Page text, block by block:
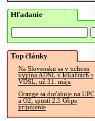
Hľadanie
Top články
Na Slovensku sa v tichosti
vypína ADSL v lokalitách s
VDSL, už 31. mája
Orange sa doťahuje na UPC
a O2, spustí 2.5 Gbps
pripojenie